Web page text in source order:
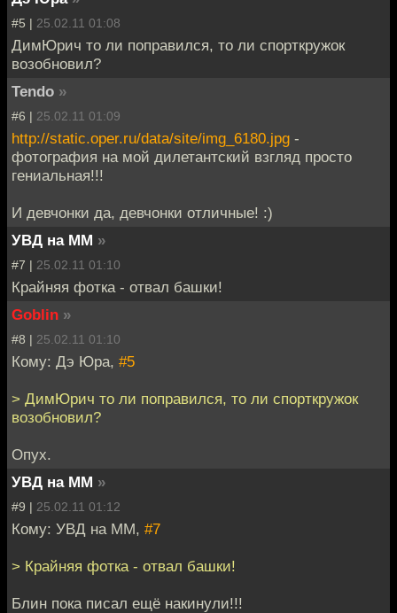
#5 | 25.02.11 01:08
ДимЮрич то ли поправился, то ли спорткружок
возобновил?
Tendo »
#6 | 25.02.11 01:09
http://static.oper.ru/data/site/img_6180.jpg -
фотография на мой дилетантский взгляд просто
гениальная!!!
И девчонки да, девчонки отличные! :)
УВД на ММ »
#7 | 25.02.11 01:10
Крайняя фотка - отвал башки!
Goblin »
#8 | 25.02.11 01:10
Кому: Дэ Юра, #5
> ДимЮрич то ли поправился, то ли спорткружок
возобновил?
Опух.
УВД на ММ »
#9 | 25.02.11 01:12
Кому: УВД на ММ, #7
> Крайняя фотка - отвал башки!
Блин пока писал ещё накинули!!!